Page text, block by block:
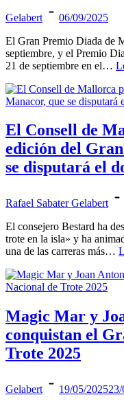
Gelabert
06/09/2025
El Gran Premio Diada de
septiembre, y el Premio
21 de septiembre en el…
El Consell de
edición del
se disputará el
Rafael Sabater Gelabert
El consejero Bestard ha
trote en la isla» y ha
una de las carreras más…
Magic Mar y
conquistan el
Trote 2025
Gelabert 19/05/2025